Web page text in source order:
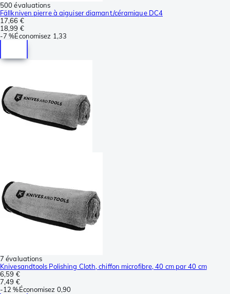
500 évaluations
Fällkniven pierre à aiguiser diamant/céramique DC4
17,66 €
18,99 €
-7 %Économisez 1,33
7 évaluations
Knivesandtools Polishing Cloth, chiffon microfibre, 40 cm par 40 cm
6,59 €
7,49 €
-12 %Économisez 0,90